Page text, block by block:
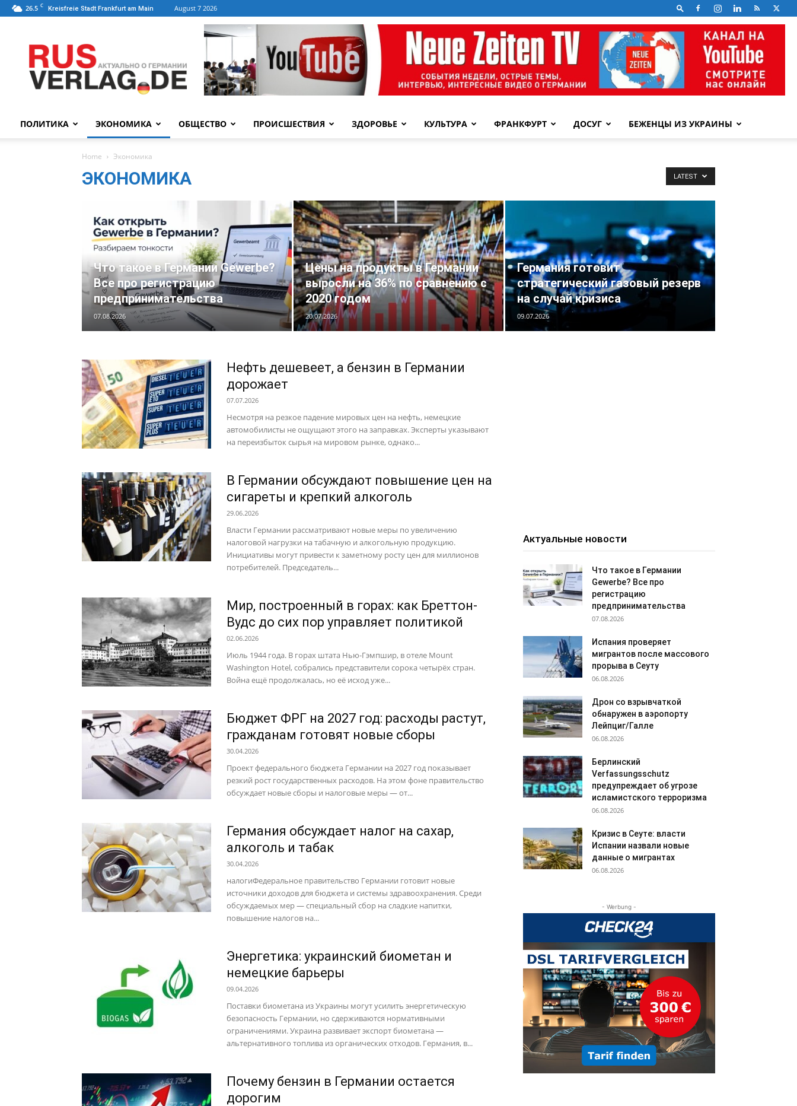
26.5 C Kreisfreie Stadt Frankfurt am Main August 7 2026
ПОЛИТИКА ЭКОНОМИКА ОБЩЕСТВО ПРОИСШЕСТВИЯ ЗДОРОВЬЕ КУЛЬТУРА ФРАНКФУРТ ДОСУГ БЕЖЕНЦЫ ИЗ УКРАИНЫ
Home Экономика
ЭКОНОМИКА LATEST
Что такое в Германии Gewerbe?
Все про регистрацию
предпринимательства
07.08.2026
Цены на продукты в Германии
выросли на 36% по сравнению с
2020 годом
20.07.2026
Германия готовит
стратегический газовый резерв
на случай кризиса
09.07.2026
Нефть дешевеет, а бензин в Германии
дорожает
07.07.2026
Несмотря на резкое падение мировых цен на нефть, немецкие
автомобилисты не ощущают этого на заправках. Эксперты указывают
на переизбыток сырья на мировом рынке, однако...
В Германии обсуждают повышение цен на
сигареты и крепкий алкоголь
29.06.2026
Власти Германии рассматривают новые меры по увеличению
налоговой нагрузки на табачную и алкогольную продукцию.
Инициативы могут привести к заметному росту цен для миллионов
потребителей. Председатель...
Мир, построенный в горах: как Бреттон-
Вудс до сих пор управляет политикой
02.06.2026
Июль 1944 года. В горах штата Нью-Гэмпшир, в отеле Mount
Washington Hotel, собрались представители сорока четырёх стран.
Война ещё продолжалась, но её исход уже...
Бюджет ФРГ на 2027 год: расходы растут,
гражданам готовят новые сборы
30.04.2026
Проект федерального бюджета Германии на 2027 год показывает
резкий рост государственных расходов. На этом фоне правительство
обсуждает новые сборы и налоговые меры — от...
Германия обсуждает налог на сахар,
алкоголь и табак
30.04.2026
налогиФедеральное правительство Германии готовит новые
источники доходов для бюджета и системы здравоохранения. Среди
обсуждаемых мер — специальный сбор на сладкие напитки,
повышение налогов на...
Энергетика: украинский биометан и
немецкие барьеры
09.04.2026
Поставки биометана из Украины могут усилить энергетическую
безопасность Германии, но сдерживаются нормативными
ограничениями. Украина развивает экспорт биометана —
альтернативного топлива из органических отходов. Германия, в...
Почему бензин в Германии остается
дорогим
Актуальные новости
Что такое в Германии
Gewerbe? Все про
регистрацию
предпринимательства
07.08.2026
Испания проверяет
мигрантов после массового
прорыва в Сеуту
06.08.2026
Дрон со взрывчаткой
обнаружен в аэропорту
Лейпциг/Галле
06.08.2026
Берлинский
Verfassungsschutz
предупреждает об угрозе
исламистского терроризма
06.08.2026
Кризис в Сеуте: власти
Испании назвали новые
данные о мигрантах
06.08.2026
- Werbung -